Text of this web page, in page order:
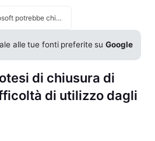
Microsoft potrebbe chiudere Paint 3D per complessità
alle tue fonti preferite suGoogle
di chiusura di
di utilizzo dagli